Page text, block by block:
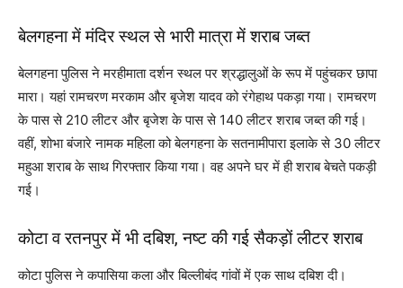
बेलगहना में मंदिर स्थल से भारी मात्रा में शराब जब्त
बेलगहना पुलिस ने मरहीमाता दर्शन स्थल पर श्रद्धालुओं के रूप में पहुंचकर छापा
मारा। यहां रामचरण मरकाम और बृजेश यादव को रंगेहाथ पकड़ा गया। रामचरण
के पास से 210 लीटर और बृजेश के पास से 140 लीटर शराब जब्त की गई।
वहीं, शोभा बंजारे नामक महिला को बेलगहना के सतनामीपारा इलाके से 30 लीटर
महुआ शराब के साथ गिरफ्तार किया गया। वह अपने घर में ही शराब बेचते पकड़ी
गई।
कोटा व रतनपुर में भी दबिश, नष्ट की गई सैकड़ों लीटर शराब
कोटा पुलिस ने कपासिया कला और बिल्लीबंद गांवों में एक साथ दबिश दी।